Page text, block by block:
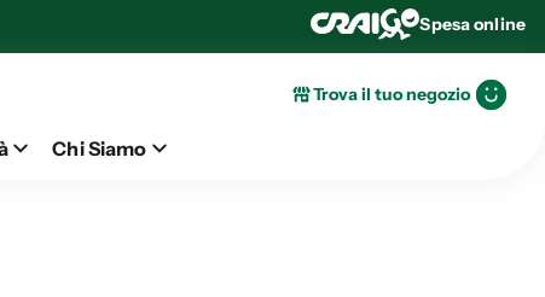
Spesa online
Trova il tuo negozio
Chi Siamo